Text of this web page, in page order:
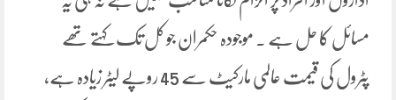
مسائل کا حل ہے ۔ موجودہ حکمران جو کل تک کہتے تھے
پٹرول کی قیمت عالمی مارکیٹ سے 45 روپے لیٹر زیادہ ہے،